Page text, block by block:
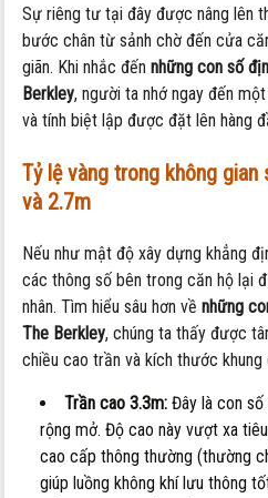
Sự riêng tư tại đây được nâng lên
bước chân từ sảnh chờ đến cửa
giãn. Khi nhắc đếnnhững con số
Berkley, người ta nhớ ngay đến
và tính biệt lập được đặt lên hàng
Tỷ lệ vàng trong không
và 2.7m
Nếu như mật độ xây dựng khẳng
các thông số bên trong căn hộ lại
nhân. Tìm hiểu sâu hơn vềnhững
The Berkley, chúng ta thấy được
chiều cao trần và kích thước khung
Trần cao 3.3m: Đây là con số
rộng mở. Độ cao này vượt xa
cao cấp thông thường (thường
giúp luồng không khí lưu thông